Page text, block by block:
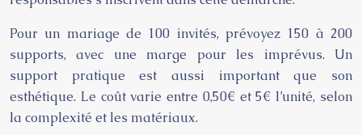
Pour un mariage de 100 invités, prévoyez 150 à 200
supports, avec une marge pour les imprévus. Un
support pratique est aussi important que son
esthétique. Le coût varie entre 0,50€ et 5€ l’unité, selon
la complexité et les matériaux.